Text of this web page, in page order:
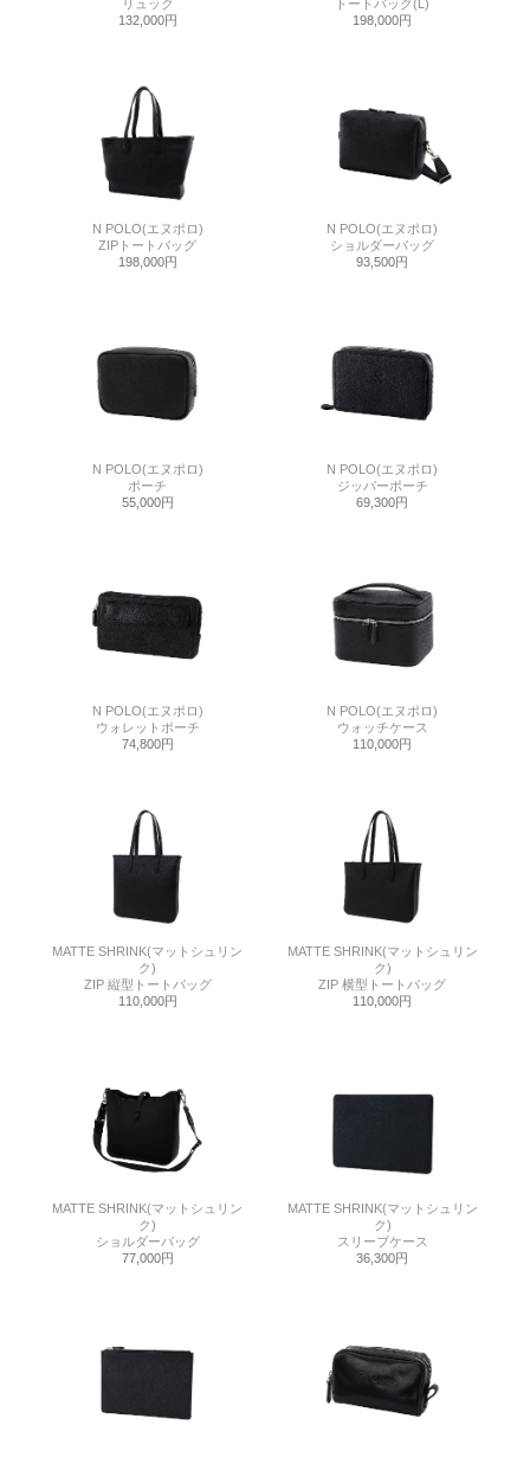
リュック
132,000円
トートバッグ(L)
198,000円
N POLO(エヌポロ)
ZIPトートバッグ
198,000円
N POLO(エヌポロ)
ショルダーバッグ
93,500円
N POLO(エヌポロ)
ポーチ
55,000円
N POLO(エヌポロ)
ジッパーポーチ
69,300円
N POLO(エヌポロ)
ウォレットポーチ
74,800円
N POLO(エヌポロ)
ウォッチケース
110,000円
MATTE SHRINK(マットシュリン
ク)
ZIP 縦型トートバッグ
110,000円
MATTE SHRINK(マットシュリン
ク)
ZIP 横型トートバッグ
110,000円
MATTE SHRINK(マットシュリン
ク)
ショルダーバッグ
77,000円
MATTE SHRINK(マットシュリン
ク)
スリーブケース
36,300円